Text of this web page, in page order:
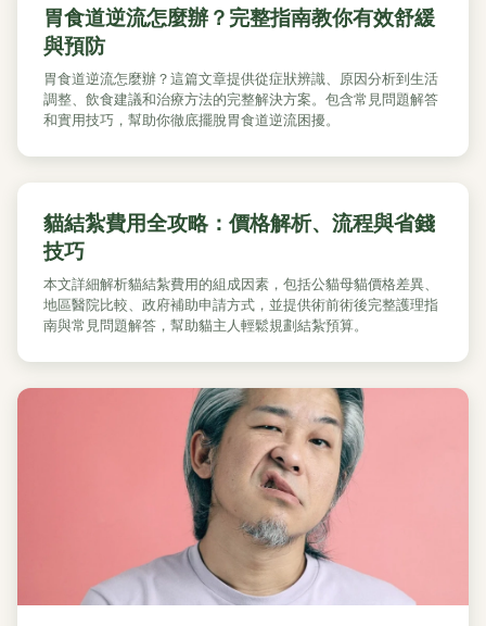
胃食道逆流怎麼辦？完整指南教你有效舒緩
與預防
胃食道逆流怎麼辦？這篇文章提供從症狀辨識、原因分析到生活
調整、飲食建議和治療方法的完整解決方案。包含常見問題解答
和實用技巧，幫助你徹底擺脫胃食道逆流困擾。
貓結紮費用全攻略：價格解析、流程與省錢
技巧
本文詳細解析貓結紮費用的組成因素，包括公貓母貓價格差異、
地區醫院比較、政府補助申請方式，並提供術前術後完整護理指
南與常見問題解答，幫助貓主人輕鬆規劃結紮預算。